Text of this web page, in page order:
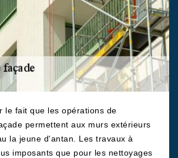
le fait que les opérations de
permettent aux murs extérieurs
la jeune d'antan. Les travaux à
imposants que pour les nettoyages